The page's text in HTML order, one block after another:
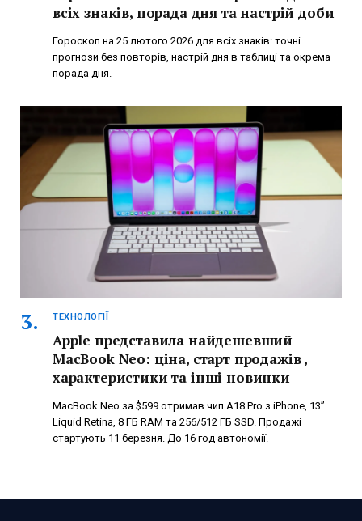
всіх знаків, порада дня та настрій доби
Гороскоп на 25 лютого 2026 для всіх знаків: точні
прогнози без повторів, настрій дня в таблиці та окрема
порада дня.
ТЕХНОЛОГІЇ
Apple представила найдешевший
MacBook Neo: ціна, старт продажів ,
характеристики та інші новинки
MacBook Neo за $599 отримав чип A18 Pro з iPhone, 13”
Liquid Retina, 8 ГБ RAM та 256/512 ГБ SSD. Продажі
стартують 11 березня. До 16 год автономії.